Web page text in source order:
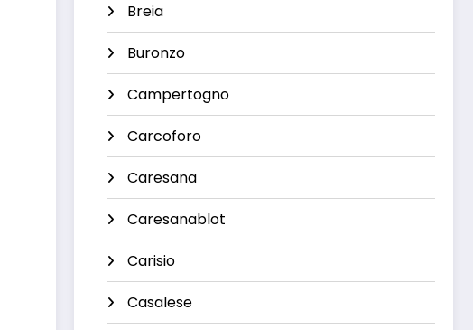
Breia
Buronzo
Campertogno
Carcoforo
Caresana
Caresanablot
Carisio
Casalese